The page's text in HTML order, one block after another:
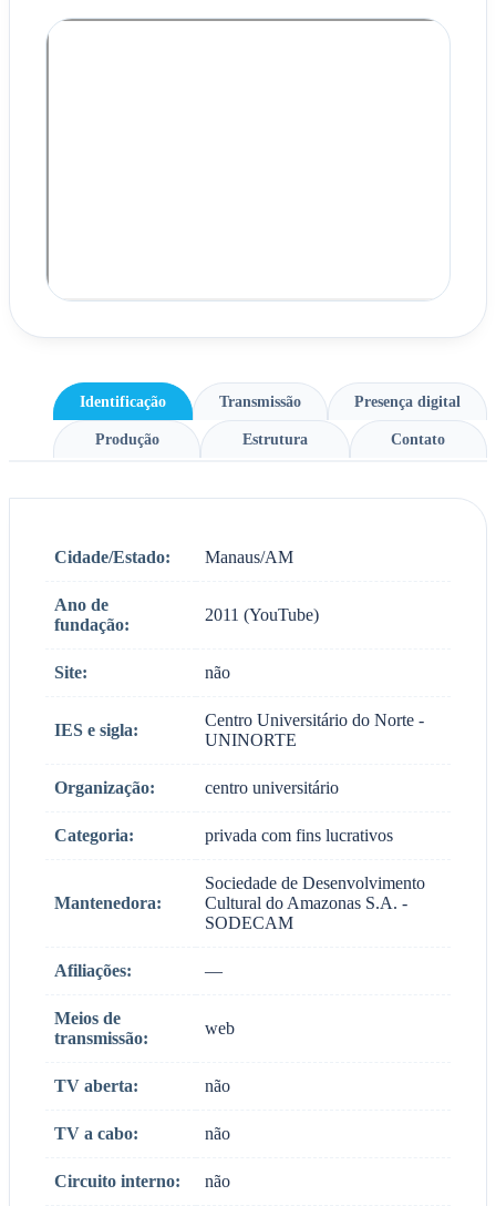
Identificação Transmissão Presença digital
Produção Estrutura Contato
Cidade/Estado: Manaus/AM
Ano de
fundação:
2011 (YouTube)
Site: não
IES e sigla:
Centro Universitário do Norte -
UNINORTE
Organização: centro universitário
Categoria: privada com fins lucrativos
Mantenedora:
Sociedade de Desenvolvimento
Cultural do Amazonas S.A. -
SODECAM
Afiliações: —
Meios de
transmissão:
web
TV aberta: não
TV a cabo: não
Circuito interno: não